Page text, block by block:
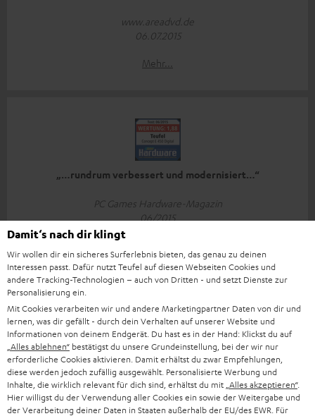
www.areadvd.de
06.07.2015
Mehr...
„…rundrum verbessert und modernisiert…“
PC Games Hardware-Magazin
06/2015
„Dicke Empfehlung!“
M! Games
05/2015
Damit‘s nach dir klingt
Wir wollen dir ein sicheres Surferlebnis bieten, das genau zu deinen
Interessen passt. Dafür nutzt Teufel auf diesen Webseiten Cookies und
andere Tracking-Technologien – auch von Dritten - und setzt Dienste zur
Personalisierung ein.
Mit Cookies verarbeiten wir und andere Marketingpartner Daten von dir und
lernen, was dir gefällt - durch dein Verhalten auf unserer Website und
Informationen von deinem Endgerät. Du hast es in der Hand: Klickst du auf
„Alles ablehnen“ bestätigst du unsere Grundeinstellung, bei der wir nur
erforderliche Cookies aktivieren. Damit erhältst du zwar Empfehlungen,
diese werden jedoch zufällig ausgewählt. Personalisierte Werbung und
Inhalte, die wirklich relevant für dich sind, erhältst du mit „Alles akzeptieren“.
Hier willigst du der Verwendung aller Cookies ein sowie der Weitergabe und
der Verarbeitung deiner Daten in Staaten außerhalb der EU/des EWR. Für